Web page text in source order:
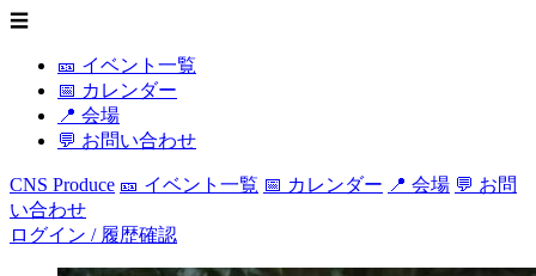
☰
🎫 イベント一覧
📅 カレンダー
📍 会場
💬 お問い合わせ
CNS Produce 🎫 イベント一覧 📅 カレンダー 📍 会場 💬 お問
い合わせ
ログイン / 履歴確認